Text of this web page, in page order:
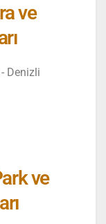
ve
Denizli
ve